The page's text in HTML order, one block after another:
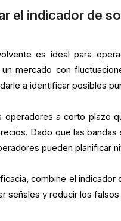
el indicador de
es ideal para
mercado con
a identificar posibles
operadores a corto plazo
Dado que las
pueden planificar
combine el
señales y reducir los